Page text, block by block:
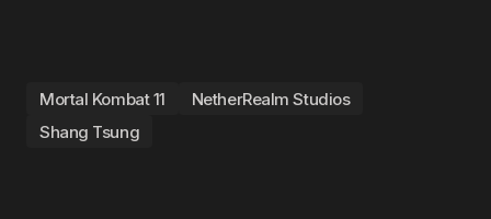
Mortal Kombat 11
NetherRealm Studios
Shang Tsung